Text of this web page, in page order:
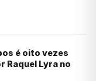
é oito vezes
Raquel Lyra no